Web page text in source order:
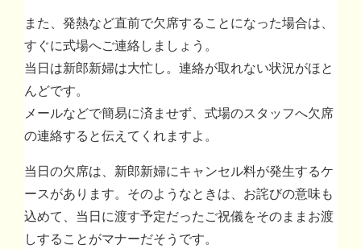
また、発熱など直前で欠席することになった場合は、
すぐに式場へご連絡しましょう。
当日は新郎新婦は大忙し。連絡が取れない状況がほと
んどです。
メールなどで簡易に済ませず、式場のスタッフへ欠席
の連絡すると伝えてくれますよ。
当日の欠席は、新郎新婦にキャンセル料が発生するケ
ースがあります。そのようなときは、お詫びの意味も
込めて、当日に渡す予定だったご祝儀をそのままお渡
しすることがマナーだそうです。